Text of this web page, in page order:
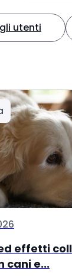
utenti
effetti
cani e...